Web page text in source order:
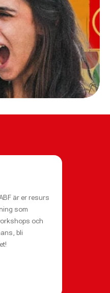
är er resurs
som
och
bli